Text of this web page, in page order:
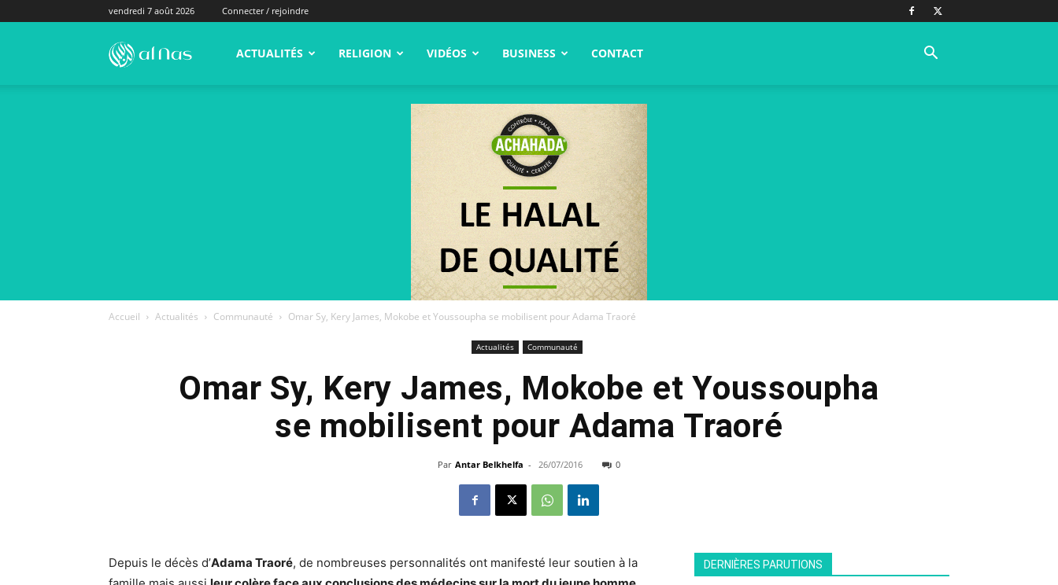
vendredi 7 août 2026 Connecter / rejoindre
alNas.fr ACTUALITÉS RELIGION VIDÉOS BUSINESS CONTACT
Accueil Actualités Communauté Omar Sy, Kery James, Mokobe et Youssoupha se mobilisent pour Adama Traoré
Actualités Communauté
Omar Sy, Kery James, Mokobe et Youssoupha
se mobilisent pour Adama Traoré
Par Antar Belkhelfa - 26/07/2016 0
Depuis le décès d’Adama Traoré, de nombreuses personnalités ont manifesté leur soutien à la
DERNIÈRES PARUTIONS